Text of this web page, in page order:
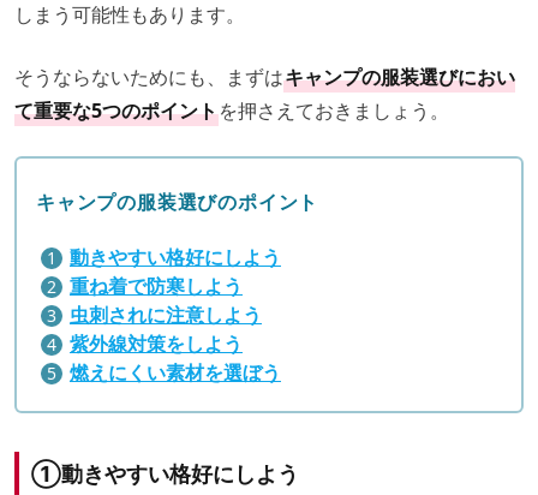
しまう可能性もあります。
そうならないためにも、まずはキャンプの服装選びにおい
て重要な5つのポイントを押さえておきましょう。
キャンプの服装選びのポイント
動きやすい格好にしよう
重ね着で防寒しよう
虫刺されに注意しよう
紫外線対策をしよう
燃えにくい素材を選ぼう
①動きやすい格好にしよう